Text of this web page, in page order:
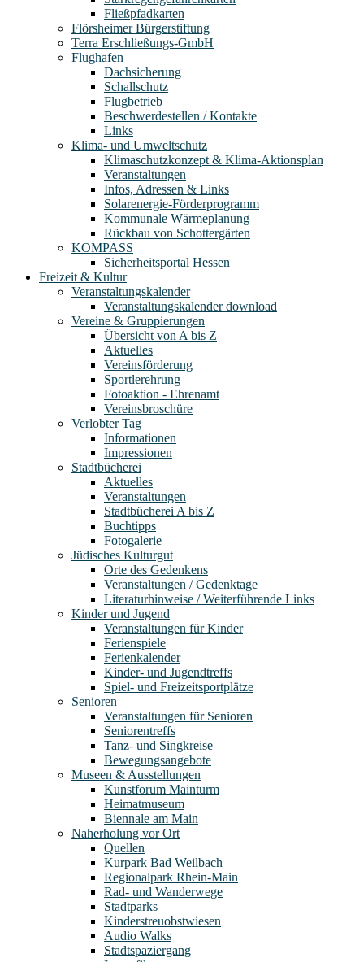
Fließpfadkarten
Flörsheimer Bürgerstiftung
Terra Erschließungs-GmbH
Flughafen
Dachsicherung
Schallschutz
Flugbetrieb
Beschwerdestellen / Kontakte
Links
Klima- und Umweltschutz
Klimaschutzkonzept & Klima-Aktionsplan
Veranstaltungen
Infos, Adressen & Links
Solarenergie-Förderprogramm
Kommunale Wärmeplanung
Rückbau von Schottergärten
KOMPASS
Sicherheitsportal Hessen
Freizeit & Kultur
Veranstaltungskalender
Veranstaltungskalender download
Vereine & Gruppierungen
Übersicht von A bis Z
Aktuelles
Vereinsförderung
Sportlerehrung
Fotoaktion - Ehrenamt
Vereinsbroschüre
Verlobter Tag
Informationen
Impressionen
Stadtbücherei
Aktuelles
Veranstaltungen
Stadtbücherei A bis Z
Buchtipps
Fotogalerie
Jüdisches Kulturgut
Orte des Gedenkens
Veranstaltungen / Gedenktage
Literaturhinweise / Weiterführende Links
Kinder und Jugend
Veranstaltungen für Kinder
Ferienspiele
Ferienkalender
Kinder- und Jugendtreffs
Spiel- und Freizeitsportplätze
Senioren
Veranstaltungen für Senioren
Seniorentreffs
Tanz- und Singkreise
Bewegungsangebote
Museen & Ausstellungen
Kunstforum Mainturm
Heimatmuseum
Biennale am Main
Naherholung vor Ort
Quellen
Kurpark Bad Weilbach
Regionalpark Rhein-Main
Rad- und Wanderwege
Stadtparks
Kinderstreuobstwiesen
Audio Walks
Stadtspaziergang